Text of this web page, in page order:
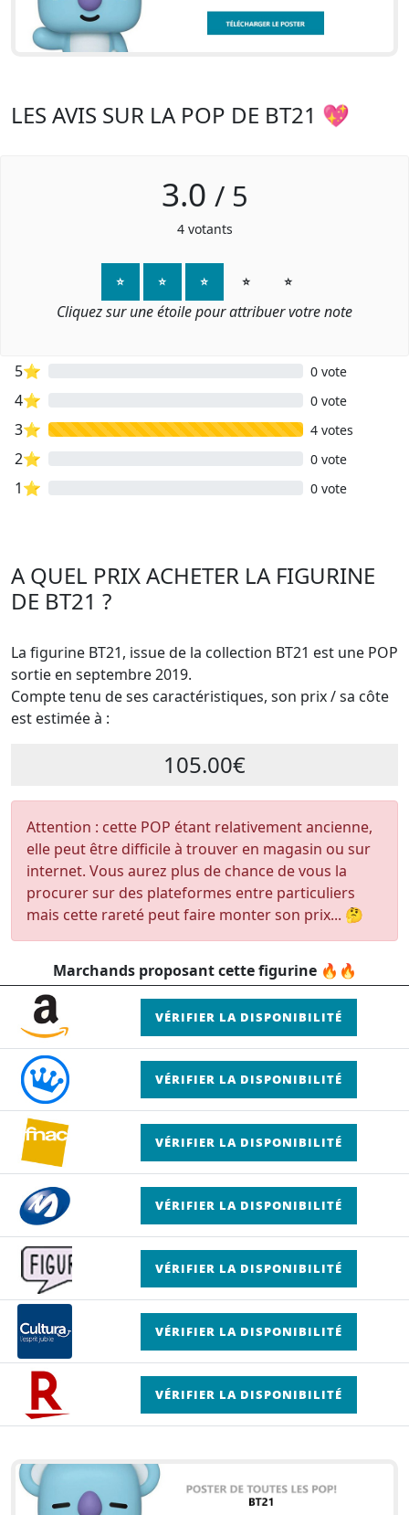
LES AVIS SUR LA POP DE BT21 💖
3.0 / 5
4votants
⭐ ⭐ ⭐ ⭐ ⭐
Cliquez sur une étoile pour attribuer votre note
5⭐ 0 vote
4⭐ 0 vote
3⭐ 4 votes
2⭐ 0 vote
1⭐ 0 vote
A QUEL PRIX ACHETER LA FIGURINE
DE BT21 ?
La figurine BT21, issue de la collection BT21 est une POP
sortie en septembre 2019.
Compte tenu de ses caractéristiques, son prix / sa côte
est estimée à :
105.00€
Attention : cette POP étant relativement ancienne,
elle peut être difficile à trouver en magasin ou sur
internet. Vous aurez plus de chance de vous la
procurer sur des plateformes entre particuliers
mais cette rareté peut faire monter son prix... 🤔
Marchands proposant cette figurine 🔥🔥
VÉRIFIER LA DISPONIBILITÉ
VÉRIFIER LA DISPONIBILITÉ
VÉRIFIER LA DISPONIBILITÉ
VÉRIFIER LA DISPONIBILITÉ
VÉRIFIER LA DISPONIBILITÉ
VÉRIFIER LA DISPONIBILITÉ
VÉRIFIER LA DISPONIBILITÉ